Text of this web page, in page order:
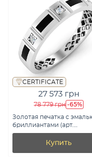
CERTIFICATE
27 573 грн
78 779 грн -65%
Золотая печатка с
бриллиантами (арт.
К170087010беч)
Купить